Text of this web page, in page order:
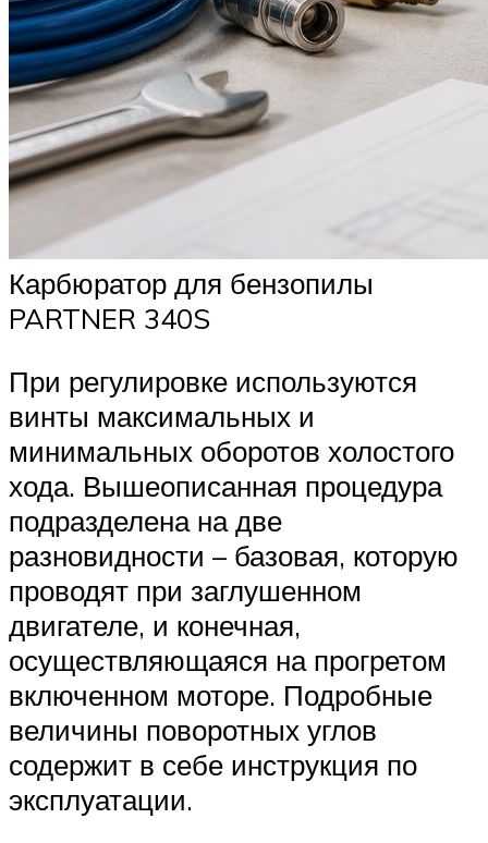
Карбюратор для бензопилы
PARTNER 340S
При регулировке используются
винты максимальных и
минимальных оборотов холостого
хода. Вышеописанная процедура
подразделена на две
разновидности – базовая, которую
проводят при заглушенном
двигателе, и конечная,
осуществляющаяся на прогретом
включенном моторе. Подробные
величины поворотных углов
содержит в себе инструкция по
эксплуатации.